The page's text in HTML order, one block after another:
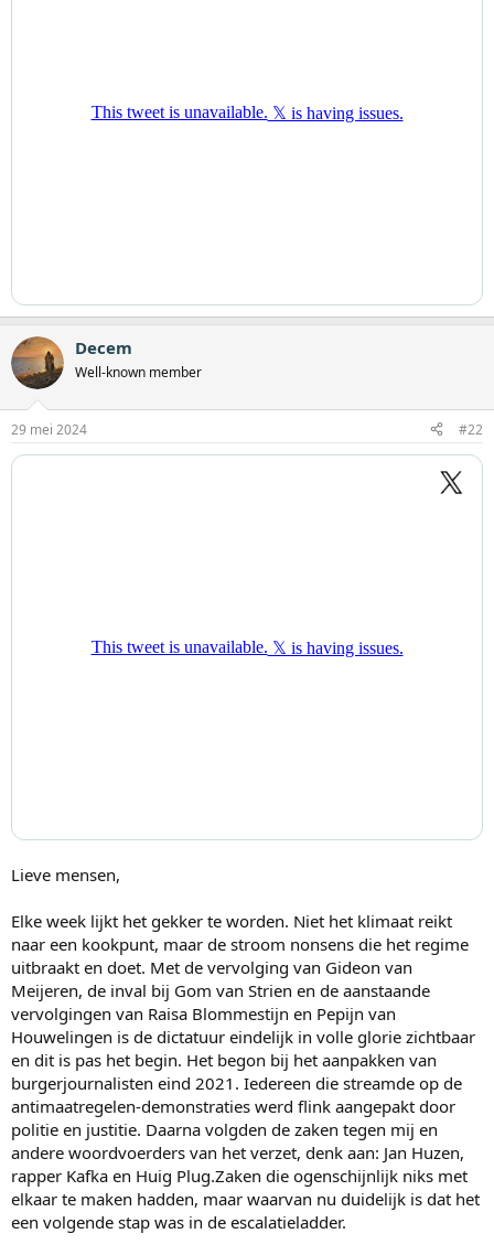
Decem
Well-known member
29 mei 2024 #22
Lieve mensen,
Elke week lijkt het gekker te worden. Niet het klimaat reikt
naar een kookpunt, maar de stroom nonsens die het regime
uitbraakt en doet. Met de vervolging van Gideon van
Meijeren, de inval bij Gom van Strien en de aanstaande
vervolgingen van Raisa Blommestijn en Pepijn van
Houwelingen is de dictatuur eindelijk in volle glorie zichtbaar
en dit is pas het begin. Het begon bij het aanpakken van
burgerjournalisten eind 2021. Iedereen die streamde op de
antimaatregelen-demonstraties werd flink aangepakt door
politie en justitie. Daarna volgden de zaken tegen mij en
andere woordvoerders van het verzet, denk aan: Jan Huzen,
rapper Kafka en Huig Plug.Zaken die ogenschijnlijk niks met
elkaar te maken hadden, maar waarvan nu duidelijk is dat het
een volgende stap was in de escalatieladder.